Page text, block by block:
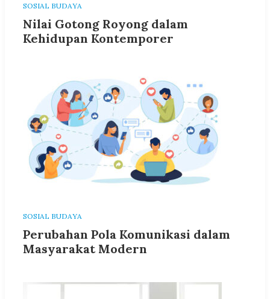
SOSIAL BUDAYA
Nilai Gotong Royong dalam
Kehidupan Kontemporer
SOSIAL BUDAYA
Perubahan Pola Komunikasi dalam
Masyarakat Modern